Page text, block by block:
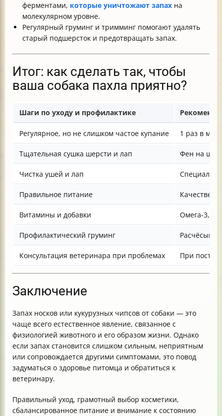
ферментами, которые уничтожают запах на
молекулярном уровне.
Регулярный груминг и тримминг помогают удалять
старый подшерсток и предотвращать запах.
Итог: как сделать так, чтобы
ваша собака пахла приятно?
Шаги по уходу и профилактике
Регулярное, но не слишком частое купание 1 раз в
Тщательная сушка шерсти и лап Фен на
Чистка ушей и лап
Правильное питание
Витамины и добавки Омега-3,
Профилактический груминг
Консультация ветеринара при проблемах При
Заключение
Запах носков или кукурузных чипсов от собаки — это
чаще всего естественное явление, связанное с
физиологией животного и его образом жизни. Однако
если запах становится слишком сильным, неприятным
или сопровождается другими симптомами, это повод
задуматься о здоровье питомца и обратиться к
ветеринару.
Правильный уход, грамотный выбор косметики,
сбалансированное питание и внимание к состоянию